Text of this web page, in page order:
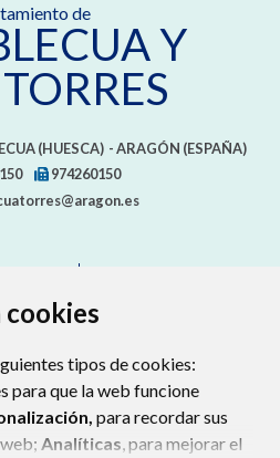
tipos de cookies:
para que la web funcione
para recordar sus
Analíticas, para mejorar el
de
Y
TORRES
(HUESCA) - ARAGÓN (ESPAÑA)
974260150
DE COOKIES